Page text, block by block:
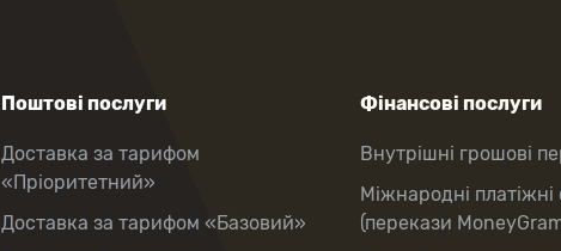
Поштові послуги
Доставка за тарифом
«Пріоритетний»
Доставка за тарифом «Базовий»
Фінансові послуги
Внутрішні грошові
Міжнародні
(перекази